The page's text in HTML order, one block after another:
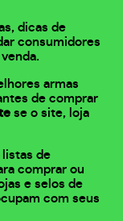
dicas de
consumidores
armas
de comprar
se o site, loja
de
comprar ou
e selos de
com seus